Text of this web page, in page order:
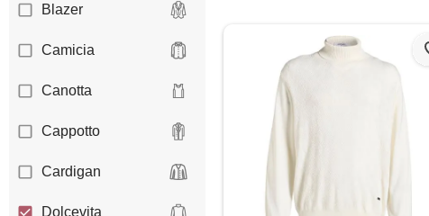
Blazer
Camicia
Canotta
Cappotto
Cardigan
Dolcevita